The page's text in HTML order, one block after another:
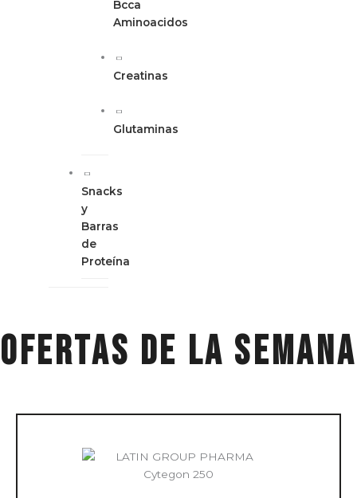
Bcca
Aminoacidos
Creatinas
Glutaminas
Snacks
y
Barras
de
Proteína
ofertas de la semana